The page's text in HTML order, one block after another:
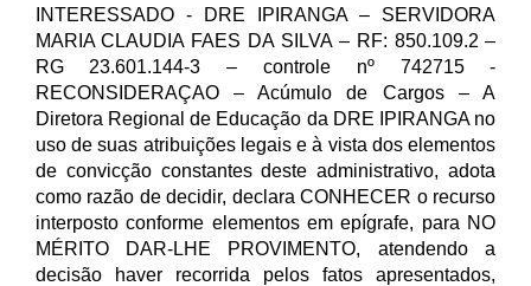
INTERESSADO - DRE IPIRANGA – SERVIDORA
MARIA CLAUDIA FAES DA SILVA – RF: 850.109.2 –
RG 23.601.144-3 – controle nº 742715 -
RECONSIDERAÇAO – Acúmulo de Cargos – A
Diretora Regional de Educação da DRE IPIRANGA no
uso de suas atribuições legais e à vista dos elementos
de convicção constantes deste administrativo, adota
como razão de decidir, declara CONHECER o recurso
interposto conforme elementos em epígrafe, para NO
MÉRITO DAR-LHE PROVIMENTO, atendendo a
decisão haver recorrida pelos fatos apresentados,